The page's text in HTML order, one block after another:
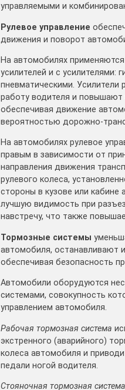
управляемыми и
Рулевое управление
движения и поворот
На автомобилях
усилителей и с усилителями:
пневматическими. Усилители
работу водителя и повышают
обеспечивая движение
вероятностью дорожно-
На автомобилях рулевое
правым в зависимости от
направления движения
рулевого колеса,
стороны в кузове или кабине
лучшую видимость при
навстречу, что также
Тормозные системы
автомобиля, останавливают
обеспечивая безопасность
Автомобили оборудуются
системами, совокупность
управлением автомобиля.
Рабочая тормозная система
экстренного (аварийного)
колеса автомобиля и
педали ногой водителя.
Стояночная тормозная система